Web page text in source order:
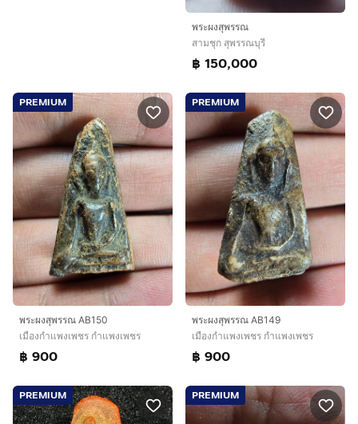
พระผงสุพรรณ
สามชุก สุพรรณบุรี
฿ 150,000
PREMIUM
พระผงสุพรรณ AB150
เมืองกำแพงเพชร กำแพงเพชร
฿ 900
PREMIUM
พระผงสุพรรณ AB149
เมืองกำแพงเพชร กำแพงเพชร
฿ 900
PREMIUM PREMIUM